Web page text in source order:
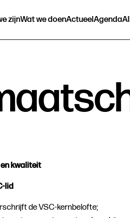
zijnWat we doenActueelAgenda
kwaliteit
lid
deVSC-kernbelofte;